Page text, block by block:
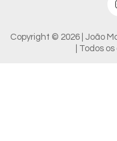
Copyright © 2026 | João
| Todos